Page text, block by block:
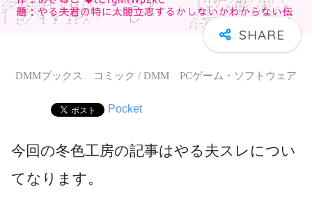
DMMブックス コミック / DMM PCゲーム・ソフトウェア
Pocket
今回の冬色工房の記事はやる夫スレについ
てなります。